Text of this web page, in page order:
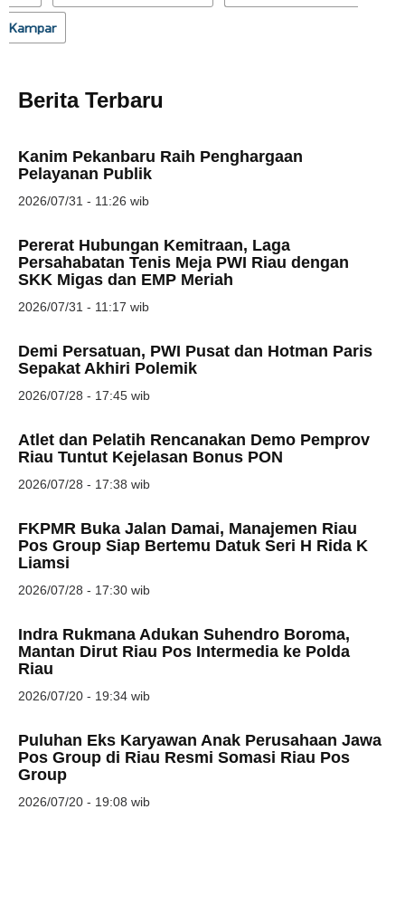
Kampar
Berita Terbaru
Kanim Pekanbaru Raih Penghargaan
Pelayanan Publik
2026/07/31 - 11:26 wib
Pererat Hubungan Kemitraan, Laga
Persahabatan Tenis Meja PWI Riau dengan
SKK Migas dan EMP Meriah
2026/07/31 - 11:17 wib
Demi Persatuan, PWI Pusat dan Hotman Paris
Sepakat Akhiri Polemik
2026/07/28 - 17:45 wib
Atlet dan Pelatih Rencanakan Demo Pemprov
Riau Tuntut Kejelasan Bonus PON
2026/07/28 - 17:38 wib
FKPMR Buka Jalan Damai, Manajemen Riau
Pos Group Siap Bertemu Datuk Seri H Rida K
Liamsi
2026/07/28 - 17:30 wib
Indra Rukmana Adukan Suhendro Boroma,
Mantan Dirut Riau Pos Intermedia ke Polda
Riau
2026/07/20 - 19:34 wib
Puluhan Eks Karyawan Anak Perusahaan Jawa
Pos Group di Riau Resmi Somasi Riau Pos
Group
2026/07/20 - 19:08 wib